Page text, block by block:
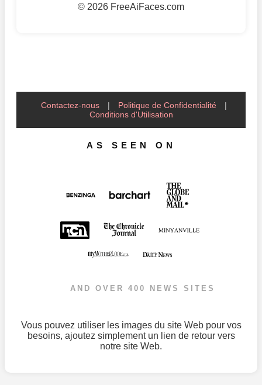
© 2026 FreeAiFaces.com
Contactez-nous | Politique de Confidentialité
|
Conditions d'Utilisation
AS SEEN ON
AND OVER 400 NEWS SITES
Vous pouvez utiliser les images du site Web pour vos
besoins, ajoutez simplement un lien de retour vers
notre site Web.